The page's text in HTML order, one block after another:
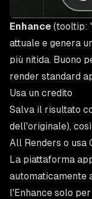
Enhance (tooltip:
attuale e genera
più nitida. Buono
render standard
Usa un credito
Salva il risultato
dell'originale),
All Renders o usa
La piattaforma
automaticamente
l'Enhance solo